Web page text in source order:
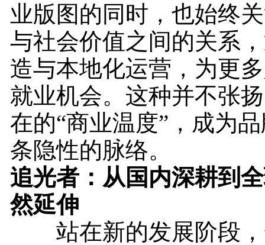
业版图的同时，也始终
与社会价值之间的关系
造与本地化运营，为更
就业机会。这种并不张
在的“商业温度”，成为
条隐性的脉络。
追光者：从国内深耕到
然延伸
站在新的发展阶段，